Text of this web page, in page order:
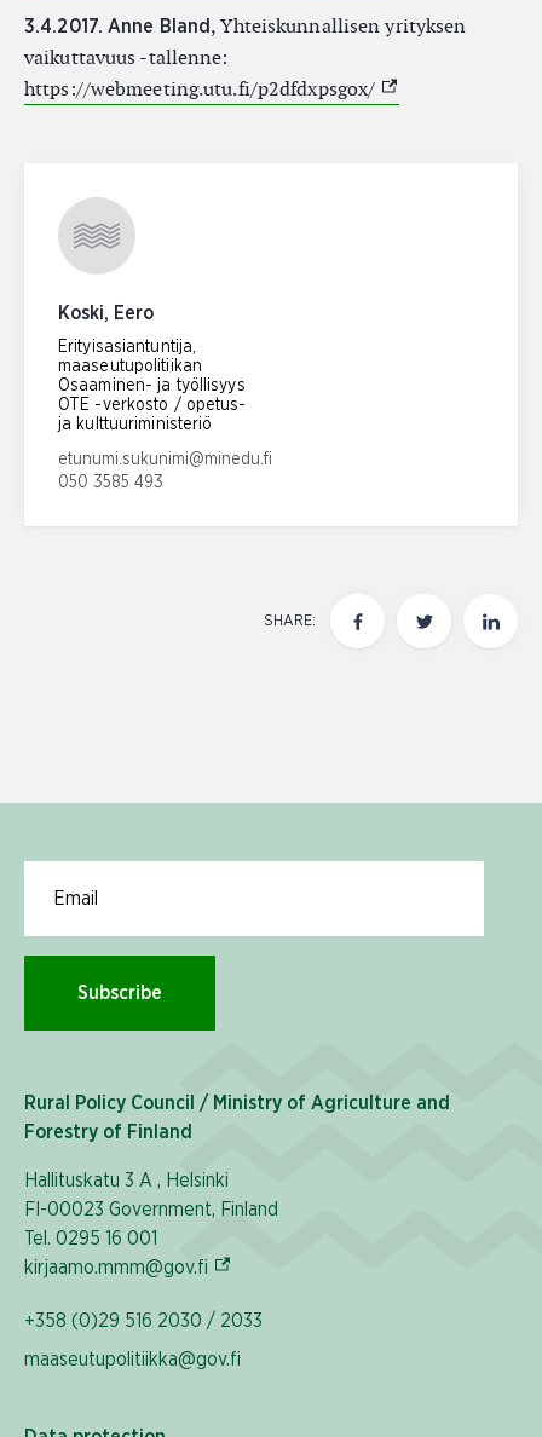
3.4.2017. Anne Bland , Yhteiskunnallisen yrityksen
vaikuttavuus -tallenne:
https://webmeeting.utu.fi/p2dfdxpsgox/ (External link)
Koski, Eero
Erityisasiantuntija,
maaseutupolitiikan
Osaaminen- ja työllisyys
OTE -verkosto / opetus-
ja kulttuuriministeriö
Email address:
etunumi.sukunimi@minedu.fi
Phone number:
050 3585 493
SHARE:
Subscribe
Rural Policy Council / Ministry of Agriculture and
Forestry of Finland
Hallituskatu 3 A , Helsinki
FI-00023 Government, Finland
Tel. 0295 16 001
kirjaamo.mmm@gov.fi (External link)
+358 (0)29 516 2030 / 2033
maaseutupolitiikka@gov.fi